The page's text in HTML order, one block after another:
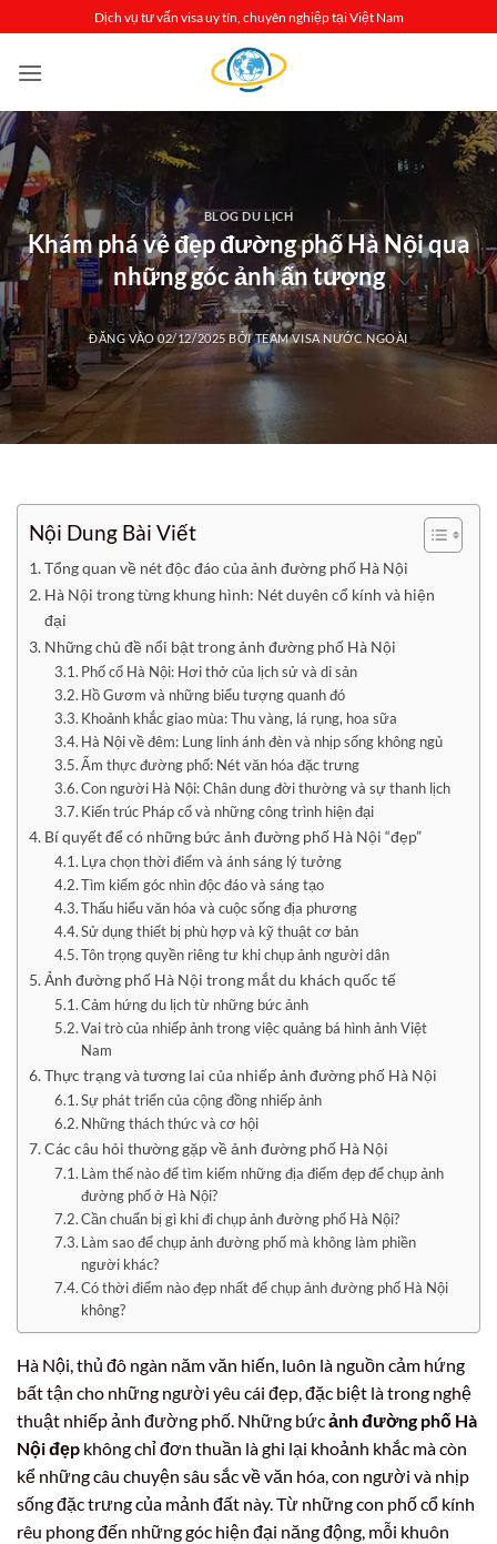
qua
nội
Dịch vụ tư vấn visa uy tín, chuyên nghiệp tại Việt Nam
BLOG DU LỊCH
Khám phá vẻ đẹp đường phố Hà Nội qua
những góc ảnh ấn tượng
ĐĂNG VÀO02/12/2025 BỞITEAM VISA NƯỚC NGOÀI
Nội Dung Bài Viết
Tổng quan về nét độc đáo của ảnh đường phố Hà Nội
Hà Nội trong từng khung hình: Nét duyên cổ kính và hiện
đại
Những chủ đề nổi bật trong ảnh đường phố Hà Nội
Phố cổ Hà Nội: Hơi thở của lịch sử và di sản
Hồ Gươm và những biểu tượng quanh đó
Khoảnh khắc giao mùa: Thu vàng, lá rụng, hoa sữa
Hà Nội về đêm: Lung linh ánh đèn và nhịp sống không ngủ
Ẩm thực đường phố: Nét văn hóa đặc trưng
Con người Hà Nội: Chân dung đời thường và sự thanh lịch
Kiến trúc Pháp cổ và những công trình hiện đại
Bí quyết để có những bức ảnh đường phố Hà Nội “đẹp”
Lựa chọn thời điểm và ánh sáng lý tưởng
Tìm kiếm góc nhìn độc đáo và sáng tạo
Thấu hiểu văn hóa và cuộc sống địa phương
Sử dụng thiết bị phù hợp và kỹ thuật cơ bản
Tôn trọng quyền riêng tư khi chụp ảnh người dân
Ảnh đường phố Hà Nội trong mắt du khách quốc tế
Cảm hứng du lịch từ những bức ảnh
Vai trò của nhiếp ảnh trong việc quảng bá hình ảnh Việt
Nam
Thực trạng và tương lai của nhiếp ảnh đường phố Hà Nội
Sự phát triển của cộng đồng nhiếp ảnh
Những thách thức và cơ hội
Các câu hỏi thường gặp về ảnh đường phố Hà Nội
Làm thế nào để tìm kiếm những địa điểm đẹp để chụp ảnh
đường phố ở Hà Nội?
Cần chuẩn bị gì khi đi chụp ảnh đường phố Hà Nội?
Làm sao để chụp ảnh đường phố mà không làm phiền
người khác?
Có thời điểm nào đẹp nhất để chụp ảnh đường phố Hà Nội
không?
Hà Nội, thủ đô ngàn năm văn hiến, luôn là nguồn cảm hứng
bất tận cho những người yêu cái đẹp, đặc biệt là trong nghệ
thuật nhiếp ảnh đường phố. Những bứcảnh đường phố Hà
Nội đẹp không chỉ đơn thuần là ghi lại khoảnh khắc mà còn
kể những câu chuyện sâu sắc về văn hóa, con người và nhịp
sống đặc trưng của mảnh đất này. Từ những con phố cổ kính
rêu phong đến những góc hiện đại năng động, mỗi khuôn